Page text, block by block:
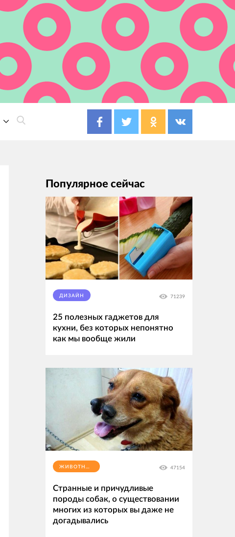
Популярное сейчас
ДИЗАЙН 71239
25 полезных гаджетов для
кухни, без которых непонятно
как мы вообще жили
ЖИВОТНЫЕ 47154
Странные и причудливые
породы собак, о существовании
многих из которых вы даже не
догадывались